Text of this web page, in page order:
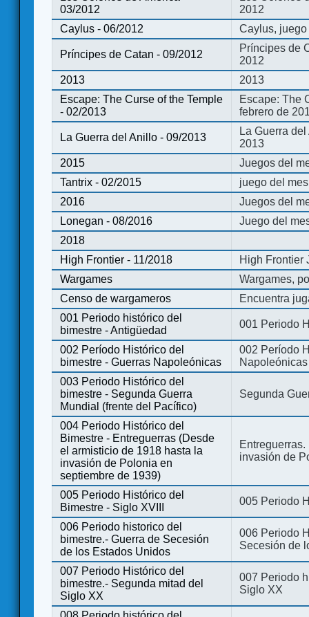
03/2012
2012
Caylus - 06/2012
Caylus,
Príncipes de Catan - 09/2012
Príncipes de
2012
2013
2013
Escape: The Curse of the Temple
- 02/2013
Escape: The
febrero de
La Guerra del Anillo - 09/2013
La Guerra
2013
2015
Juegos del
Tantrix - 02/2015
juego del
2016
Juegos del
Lonegan - 08/2016
Juego del
2018
High Frontier - 11/2018
High Frontier
Wargames
Wargames,
Censo de wargameros
Encuentra
001 Periodo histórico del
bimestre - Antigüedad
001 Periodo
002 Período Histórico del
bimestre - Guerras Napoleónicas
002 Período
Napoleónicas
003 Periodo Histórico del
bimestre - Segunda Guerra
Mundial (frente del Pacífico)
Segunda
004 Periodo Histórico del
Bimestre - Entreguerras (Desde
el armisticio de 1918 hasta la
invasión de Polonia en
septiembre de 1939)
invasión de
005 Periodo Histórico del
Bimestre - Siglo XVIII
005 Periodo
006 Periodo historico del
bimestre.- Guerra de Secesión
de los Estados Unidos
006 Periodo
Secesión de
007 Periodo Histórico del
bimestre.- Segunda mitad del
Siglo XX
007 Periodo
Siglo XX